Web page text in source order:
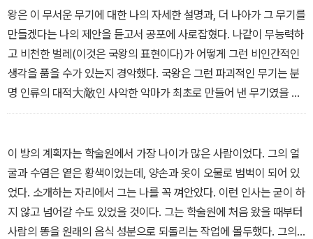
-「제2부 브롭딩낵(거인국) 여행기 · 제1장」 중에서
왕은 이 무서운 무기에 대한 나의 자세한 설명과, 더 나아가 그 무기를
만들겠다는 나의 제안을 듣고서 공포에 사로잡혔다. 나같이 무능력하
고 비천한 벌레(이것은 국왕의 표현이다)가 어떻게 그런 비인간적인
생각을 품을 수가 있는지 경악했다. 국왕은 그런 파괴적인 무기는 분
명 인류의 대적大敵인 사악한 악마가 최초로 만들어 낸 무기였을 거
라고 말했다. 그는 예술과 자연의 분야에서 새로운 것을 발견하는 것
차라리 그의 왕국 절반을 포기하겠다고 했다. 또 내가 목숨을 소중하
게 여긴다면 앞으로 그런 말을 다시는 하지 말라고 명령했다.
-「제2부 브롭딩낵(거인국) 여행기 · 제7장」 중에서
이 방의 계획자는 학술원에서 가장 나이가 많은 사람이었다. 그의 얼
굴과 수염은 옅은 황색이었는데, 양손과 옷이 오물로 범벅이 되어 있
었다. 소개하는 자리에서 그는 나를 꼭 껴안았다. 이런 인사는 굳이 하
지 않고 넘어갈 수도 있었을 것이다. 그는 학술원에 처음 왔을 때부터
사람의 똥을 원래의 음식 성분으로 되돌리는 작업에 몰두했다. 그의